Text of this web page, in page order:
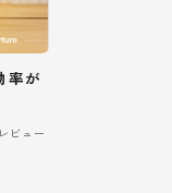
率が
ビュー